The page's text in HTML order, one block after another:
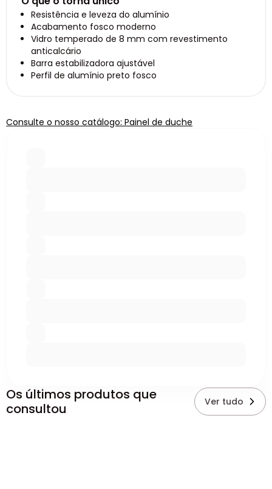
Resistência e leveza do alumínio
Acabamento fosco moderno
Vidro temperado de 8 mm com revestimento
anticalcário
Barra estabilizadora ajustável
Perfil de alumínio preto fosco
Consulte o nosso catálogo: Painel de duche
Os últimos produtos que
consultou
Ver tudo